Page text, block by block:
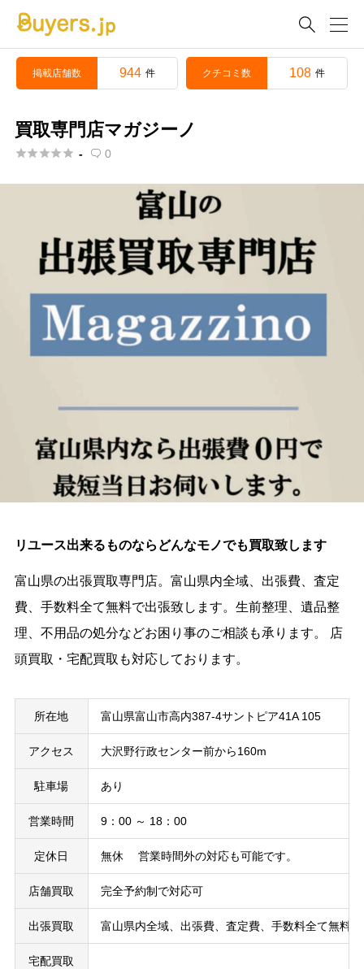

掲載店舗数 944 件 クチコミ数 108 件
買取専門店マガジーノ
 -  0
リユース出来るものならどんなモノでも買取致します
富山県の出張買取専門店。富山県内全域、出張費、査定
費、手数料全て無料で出張致します。生前整理、遺品整
理、不用品の処分などお困り事のご相談も承ります。 店
頭買取・宅配買取も対応しております。
所在地 富山県富山市高内387-4サントピア41A 105
アクセス 大沢野行政センター前から160m
駐車場 あり
営業時間 9：00 ～ 18：00
定休日 無休 営業時間外の対応も可能です。
店舗買取 完全予約制で対応可
出張買取 富山県内全域、出張費、査定費、手数料全て無料
宅配買取